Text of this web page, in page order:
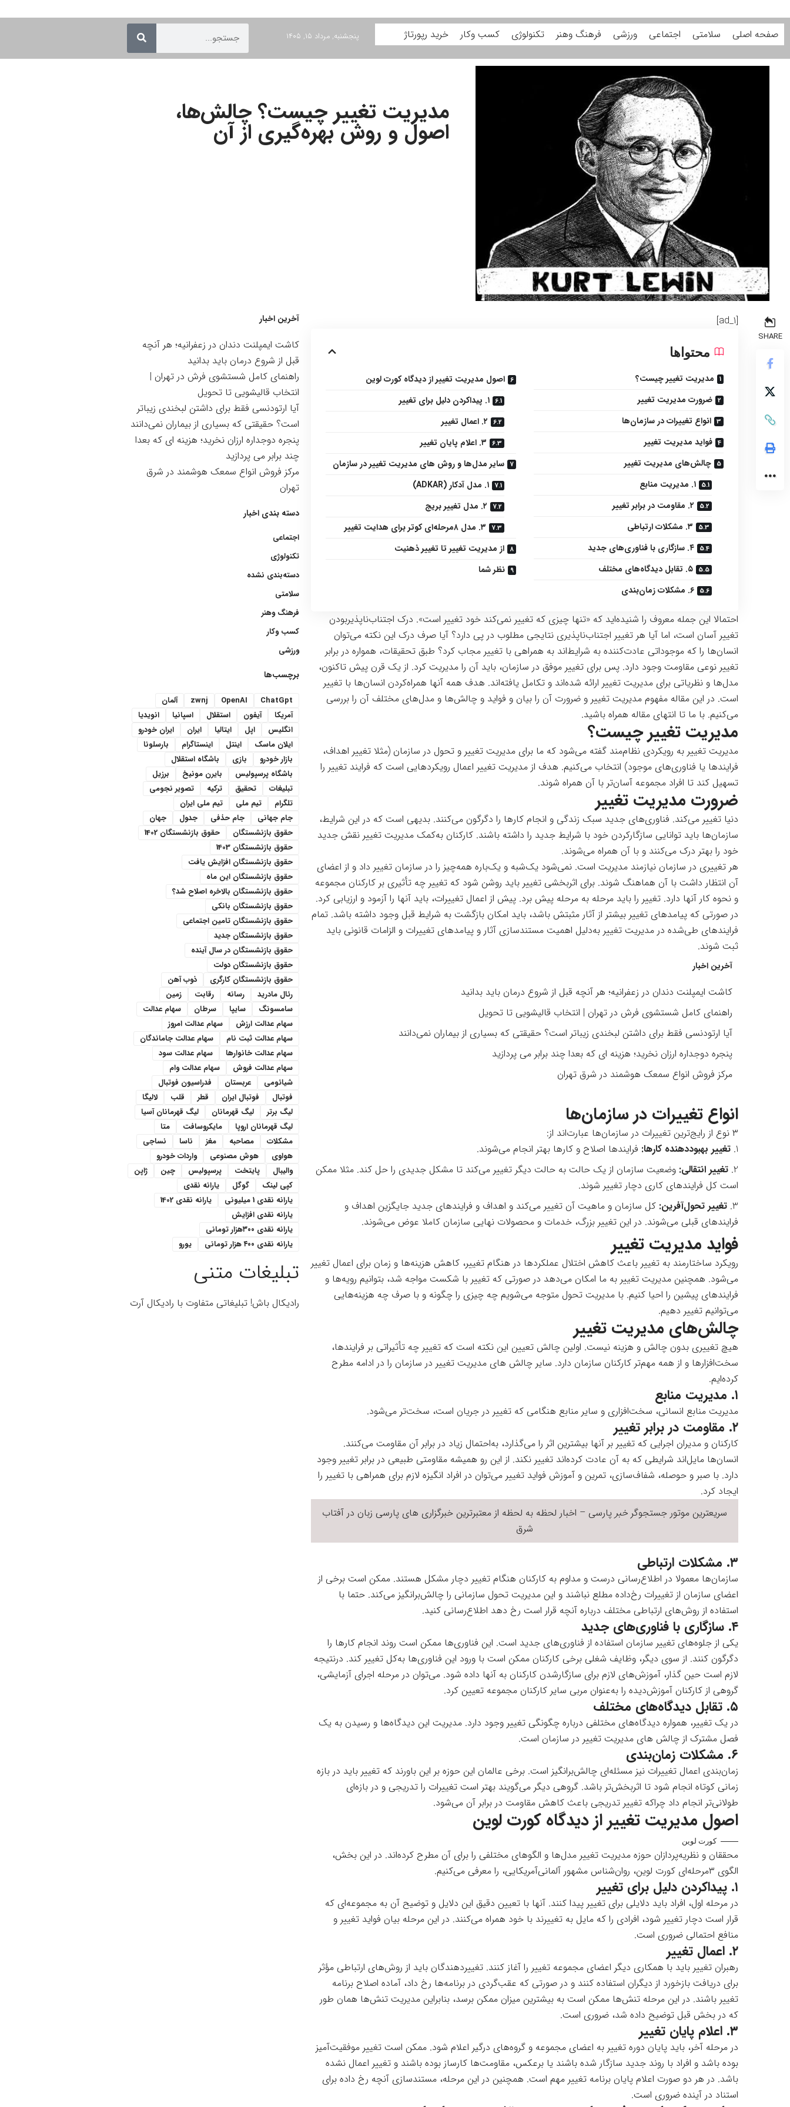
صفحه اصلی سلامتی اجتماعی ورزشی فرهنگ وهنر تکنولوژی کسب وکار خرید رپورتاژ پنجشنبه, مرداد ۱۵, ۱۴۰۵
مدیریت تغییر چیست؟ چالش‌ها،
اصول و روش بهره‌گیری از آن
SHARE
[ad_1]
محتواها
مدیریت تغییر چیست؟
ضرورت مدیریت تغییر
انواع تغییرات در سازمان‌ها
فواید مدیریت تغییر
چالش‌های مدیریت تغییر
۱. مدیریت منابع
۲. مقاومت در برابر تغییر
۳. مشکلات ارتباطی
۴. سازگاری با فناوری‌های جدید
۵. تقابل دیدگاه‌های مختلف
۶. مشکلات زمان‌بندی
اصول مدیریت تغییر از دیدگاه کورت لوین
۱. پیداکردن دلیل برای تغییر
۲. اعمال تغییر
۳. اعلام پایان تغییر
سایر مدل‌ها و روش های مدیریت تغییر در سازمان
۱. مدل آدکار (ADKAR)
۲. مدل تغییر بریج
۳. مدل ۸مرحله‌ای کوتر برای هدایت تغییر
از مدیریت تغییر تا تغییر ذهنیت
نظر شما
احتمالا این جمله معروف را شنیده‌اید که «تنها چیزی که تغییر نمی‌کند خود تغییر است». درک اجتناب‌ناپذیربودن
تغییر آسان است، اما آیا هر تغییر اجتناب‌ناپذیری نتایجی مطلوب در پی دارد؟ آیا صرف درک این نکته می‌توان
انسان‌ها را که موجوداتی عادت‌کننده به شرایط‌اند به همراهی با تغییر مجاب کرد؟ طبق تحقیقات، همواره در برابر
تغییر نوعی مقاومت وجود دارد. پس برای تغییر موفق در سازمان، باید آن را مدیریت کرد. از یک قرن پیش تاکنون،
مدل‌ها و نظریاتی برای مدیریت تغییر ارائه شده‌اند و تکامل یافته‌اند. هدف همه آنها همراه‌کردن انسان‌ها با تغییر
است. در این مقاله مفهوم مدیریت تغییر و ضرورت آن را بیان و فواید و چالش‌ها و مدل‌های مختلف آن را بررسی
می‌کنیم. با ما تا انتهای مقاله همراه باشید.
مدیریت تغییر چیست؟
مدیریت تغییر به رویکردی نظام‌مند گفته می‌شود که ما برای مدیریت تغییر و تحول در سازمان (مثلا تغییر اهداف،
فرایندها یا فناوری‌های موجود) انتخاب می‌کنیم. هدف از مدیریت تغییر اعمال رویکردهایی است که فرایند تغییر را
تسهیل کند تا افراد مجموعه آسان‌تر با آن همراه شوند.
ضرورت مدیریت تغییر
دنیا تغییر می‌کند. فناوری‌های جدید سبک زندگی و انجام کارها را دگرگون می‌کنند. بدیهی است که در این شرایط،
سازمان‌ها باید توانایی سازگارکردن خود با شرایط جدید را داشته باشند. کارکنان به‌کمک مدیریت تغییر نقش جدید
خود را بهتر درک می‌کنند و با آن همراه می‌شوند.
هر تغییری در سازمان نیازمند مدیریت است. نمی‌شود یک‌شبه و یک‌باره همه‌چیز را در سازمان تغییر داد و از اعضای
آن انتظار داشت با آن هماهنگ شوند. برای اثربخشی تغییر باید روشن شود که تغییر چه تأثیری بر کارکنان مجموعه
و نحوه کار آنها دارد. تغییر را باید مرحله‌ به مرحله پیش برد. پیش از اعمال تغییرات، باید آنها را آزمود و ارزیابی کرد.
در صورتی که پیامدهای تغییر بیشتر از آثار مثبتش باشد، باید امکان بازگشت به شرایط قبل وجود داشته باشد. تمام
فرایندهای طی‌شده در مدیریت تغییر به‌دلیل اهمیت مستندسازی آثار و پیامدهای تغییرات و الزامات قانونی باید
ثبت شوند.
آخرین اخبار
کاشت ایمپلنت دندان در زعفرانیه؛ هر آنچه قبل از شروع درمان باید بدانید
راهنمای کامل شستشوی فرش در تهران | انتخاب قالیشویی تا تحویل
آیا ارتودنسی فقط برای داشتن لبخندی زیباتر است؟ حقیقتی که بسیاری از بیماران نمی‌دانند
پنجره دوجداره ارزان نخرید؛ هزینه ای که بعدا چند برابر می پردازید
مرکز فروش انواع سمعک هوشمند در شرق تهران
انواع تغییرات در سازمان‌ها
۳ نوع از رایج‌ترین تغییرات در سازمان‌ها عبارت‌اند از:
تغییر بهبوددهنده کارها: فرایندها اصلاح و کارها بهتر انجام می‌شوند.
تغییر انتقالی: وضعیت سازمان از یک حالت به حالت دیگر تغییر می‌کند تا مشکل جدیدی را حل کند. مثلا ممکن
است کل فرایندهای کاری دچار تغییر شوند.
تغییر تحول‌آفرین: کل سازمان و ماهیت آن تغییر می‌کند و اهداف و فرایندهای جدید جایگزین اهداف و
فرایندهای قبلی می‌شوند. در این تغییر بزرگ، خدمات و محصولات نهایی سازمان کاملا عوض می‌شوند.
فواید مدیریت تغییر
رویکرد ساختارمند به تغییر باعث کاهش اختلال عملکردها در هنگام تغییر، کاهش هزینه‌ها و زمان برای اعمال تغییر
می‌شود. همچنین مدیریت تغییر به ما امکان می‌دهد در صورتی که تغییر با شکست مواجه شد، بتوانیم رویه‌ها و
فرایندهای پیشین را احیا کنیم. با مدیریت تحول متوجه می‌شویم چه چیزی را چگونه و با صرف چه هزینه‌هایی
می‌توانیم تغییر دهیم.
چالش‌های مدیریت تغییر
هیچ تغییری بدون چالش و هزینه نیست. اولین چالش تعیین این نکته است که تغییر چه تأثیراتی بر فرایندها،
سخت‌افزارها و از همه مهم‌تر کارکنان سازمان دارد. سایر چالش های مدیریت تغییر در سازمان را در ادامه مطرح
کرده‌ایم.
۱. مدیریت منابع
مدیریت منابع انسانی، سخت‌افزاری و سایر منابع هنگامی که تغییر در جریان است، سخت‌تر می‌شود.
۲. مقاومت در برابر تغییر
کارکنان و مدیران اجرایی که تغییر بر آنها بیشترین اثر را می‌گذارد، به‌احتمال زیاد در برابر آن مقاومت می‌کنند.
انسان‌ها مایل‌اند شرایطی که به آن عادت کرده‌اند تغییر نکند. از این رو همیشه مقاومتی طبیعی در برابر تغییر وجود
دارد. با صبر و حوصله، شفاف‌سازی، تمرین و آموزش فواید تغییر می‌توان در افراد انگیزه لازم برای همراهی با تغییر را
ایجاد کرد.
سریعترین موتور جستجوگر خبر پارسی – اخبار لحظه به لحظه از معتبرترین خبرگزاری های پارسی زبان در آفتاب
شرق
۳. مشکلات ارتباطی
سازمان‌ها معمولا در اطلاع‌رسانی درست و مداوم به کارکنان هنگام تغییر دچار مشکل هستند. ممکن است برخی از
اعضای سازمان از تغییرات رخ‌داده مطلع نباشند و این مدیریت تحول سازمانی را چالش‌برانگیز می‌کند. حتما با
استفاده از روش‌های ارتباطی مختلف درباره آنچه قرار است رخ دهد اطلاع‌رسانی کنید.
۴. سازگاری با فناوری‌های جدید
یکی از جلوه‌های تغییر سازمان استفاده از فناوری‌های جدید است. این فناوری‌ها ممکن است روند انجام کارها را
دگرگون کنند. از سوی دیگر، وظایف شغلی برخی کارکنان ممکن است با ورود این فناوری‌ها به‌کل تغییر کند. درنتیجه
لازم است حین گذار، آموزش‌های لازم برای سازگارشدن کارکنان به آنها داده شود. می‌توان در مرحله اجرای آزمایشی،
گروهی از کارکنان آموزش‌دیده را به‌عنوان مربی سایر کارکنان مجموعه تعیین کرد.
۵. تقابل دیدگاه‌های مختلف
در یک تغییر، همواره دیدگاه‌های مختلفی درباره چگونگی تغییر وجود دارد. مدیریت این دیدگاه‌ها و رسیدن به یک
فصل مشترک از چالش های مدیریت تغییر در سازمان است.
۶. مشکلات زمان‌بندی
زمان‌بندی اعمال تغییرات نیز مسئله‌ای چالش‌برانگیز است. برخی عالمان این حوزه بر این باورند که تغییر باید در بازه
زمانی کوتاه انجام شود تا اثربخش‌تر باشد. گروهی دیگر می‌گویند بهتر است تغییرات را تدریجی و در بازه‌ای
طولانی‌تر انجام داد چراکه تغییر تدریجی باعث کاهش مقاومت در برابر آن می‌شود.
اصول مدیریت تغییر از دیدگاه کورت لوین
کورت لوین
محققان و نظریه‌پردازان حوزه مدیریت تغییر مدل‌ها و الگو‌های مختلفی را برای آن مطرح کرده‌اند. در این بخش،
الگوی ۳مرحله‌ای کورت لوین، روان‌شناس مشهور آلمانی‌آمریکایی، را معرفی می‌کنیم.
۱. پیداکردن دلیل برای تغییر
در مرحله اول، افراد باید دلایلی برای تغییر پیدا کنند. آنها با تعیین دقیق این دلایل و توضیح آن به مجموعه‌ای که
قرار است دچار تغییر شود، افرادی را که مایل به تغییرند با خود همراه می‌کنند. در این مرحله بیان فواید تغییر و
منافع احتمالی ضروری است.
۲. اعمال تغییر
رهبران تغییر باید با همکاری دیگر اعضای مجموعه تغییر را آغاز کنند. تغییردهندگان باید از روش‌های ارتباطی مؤثر
برای دریافت بازخورد از دیگران استفاده کنند و در صورتی که عقب‌گردی در برنامه‌ها رخ داد، آماده اصلاح برنامه
تغییر باشند. در این مرحله تنش‌ها ممکن است به بیشترین میزان ممکن برسد، بنابراین مدیریت تنش‌ها همان طور
که در بخش قبل توضیح داده شد، ضروری است.
۳. اعلام پایان تغییر
در مرحله آخر، باید پایان دوره تغییر به اعضای مجموعه و گروه‌های درگیر اعلام شود. ممکن است تغییر موفقیت‌آمیز
بوده باشد و افراد با روند جدید سازگار شده باشند یا برعکس، مقاومت‌ها کارساز بوده باشند و تغییر اعمال نشده
باشد. در هر دو صورت اعلام پایان برنامه تغییر مهم است. همچنین در این مرحله، مستندسازی آنچه رخ داده برای
استناد در آینده ضروری است.
آخرین اخبار
کاشت ایمپلنت دندان در زعفرانیه؛ هر آنچه
قبل از شروع درمان باید بدانید
راهنمای کامل شستشوی فرش در تهران |
انتخاب قالیشویی تا تحویل
آیا ارتودنسی فقط برای داشتن لبخندی زیباتر
است؟ حقیقتی که بسیاری از بیماران نمی‌دانند
پنجره دوجداره ارزان نخرید؛ هزینه ای که بعدا
چند برابر می پردازید
مرکز فروش انواع سمعک هوشمند در شرق
تهران
دسته بندی اخبار
اجتماعی
تکنولوژی
دسته‌بندی نشده
سلامتی
فرهنگ وهنر
کسب وکار
ورزشی
برچسب‌ها
ChatGpt
OpenAI
zwnj
آلمان
آمریکا
آیفون استقلال اسپانیا
انویدیا
انگلیس
اپل ایتالیا ایران
ایران خودرو
ایلان ماسک
اینتل اینستاگرام
بارسلونا
بازار خودرو
بازی
باشگاه استقلال
باشگاه پرسپولیس
بایرن مونیخ
برزیل
تبلیغات
تحقیق ترکیه
تصویر نجومی
تلگرام
تیم ملی
تیم ملی ایران
جام جهانی
جام حذفی جدول
جهان
حقوق بازنشستگان
حقوق بازنشستگان 1402
حقوق بازنشستگان 1403
حقوق بازنشستگان افزایش یافت
حقوق بازنشستگان این ماه
حقوق بازنشستگان بالاخره اصلاح شد؟
حقوق بازنشستگان بانکی
حقوق بازنشستگان تامین اجتماعی
حقوق بازنشستگان جدید
حقوق بازنشستگان در سال آینده
حقوق بازنشستگان دولت
حقوق بازنشستگان کارگری
ذوب آهن
رئال مادرید
رسانه رقابت
زمین
سامسونگ
سایپا سرطان
سهام عدالت
سهام عدالت ارزش
سهام عدالت امروز
سهام عدالت ثبت نام
سهام عدالت جاماندگان
سهام عدالت خانوارها
سهام عدالت سود
سهام عدالت فروش
سهام عدالت وام
شیائومی
عربستان
فدراسیون فوتبال
فوتبال
فوتبال ایران قطر قلب
لالیگا
لیگ برتر
لیگ قهرمانان
لیگ قهرمانان آسیا
لیگ قهرمانان اروپا
مایکروسافت
متا
مشکلات
مصاحبه مغز ناسا
نساجی
هواوی
هوش مصنوعی
واردات خودرو
والیبال
پایتخت پرسپولیس چین
ژاپن
کپی لینک
گوگل
یارانه نقدی
یارانه نقدی 1 میلیونی
یارانه نقدی 1402
یارانه نقدی افزایش
یارانه نقدی ۳۰۰هزار تومانی
یارانه نقدی ۴۰۰ هزار تومانی
یورو
تبلیغات متنی
رادیکال باش! تبلیغاتی متفاوت با رادیکال آرت